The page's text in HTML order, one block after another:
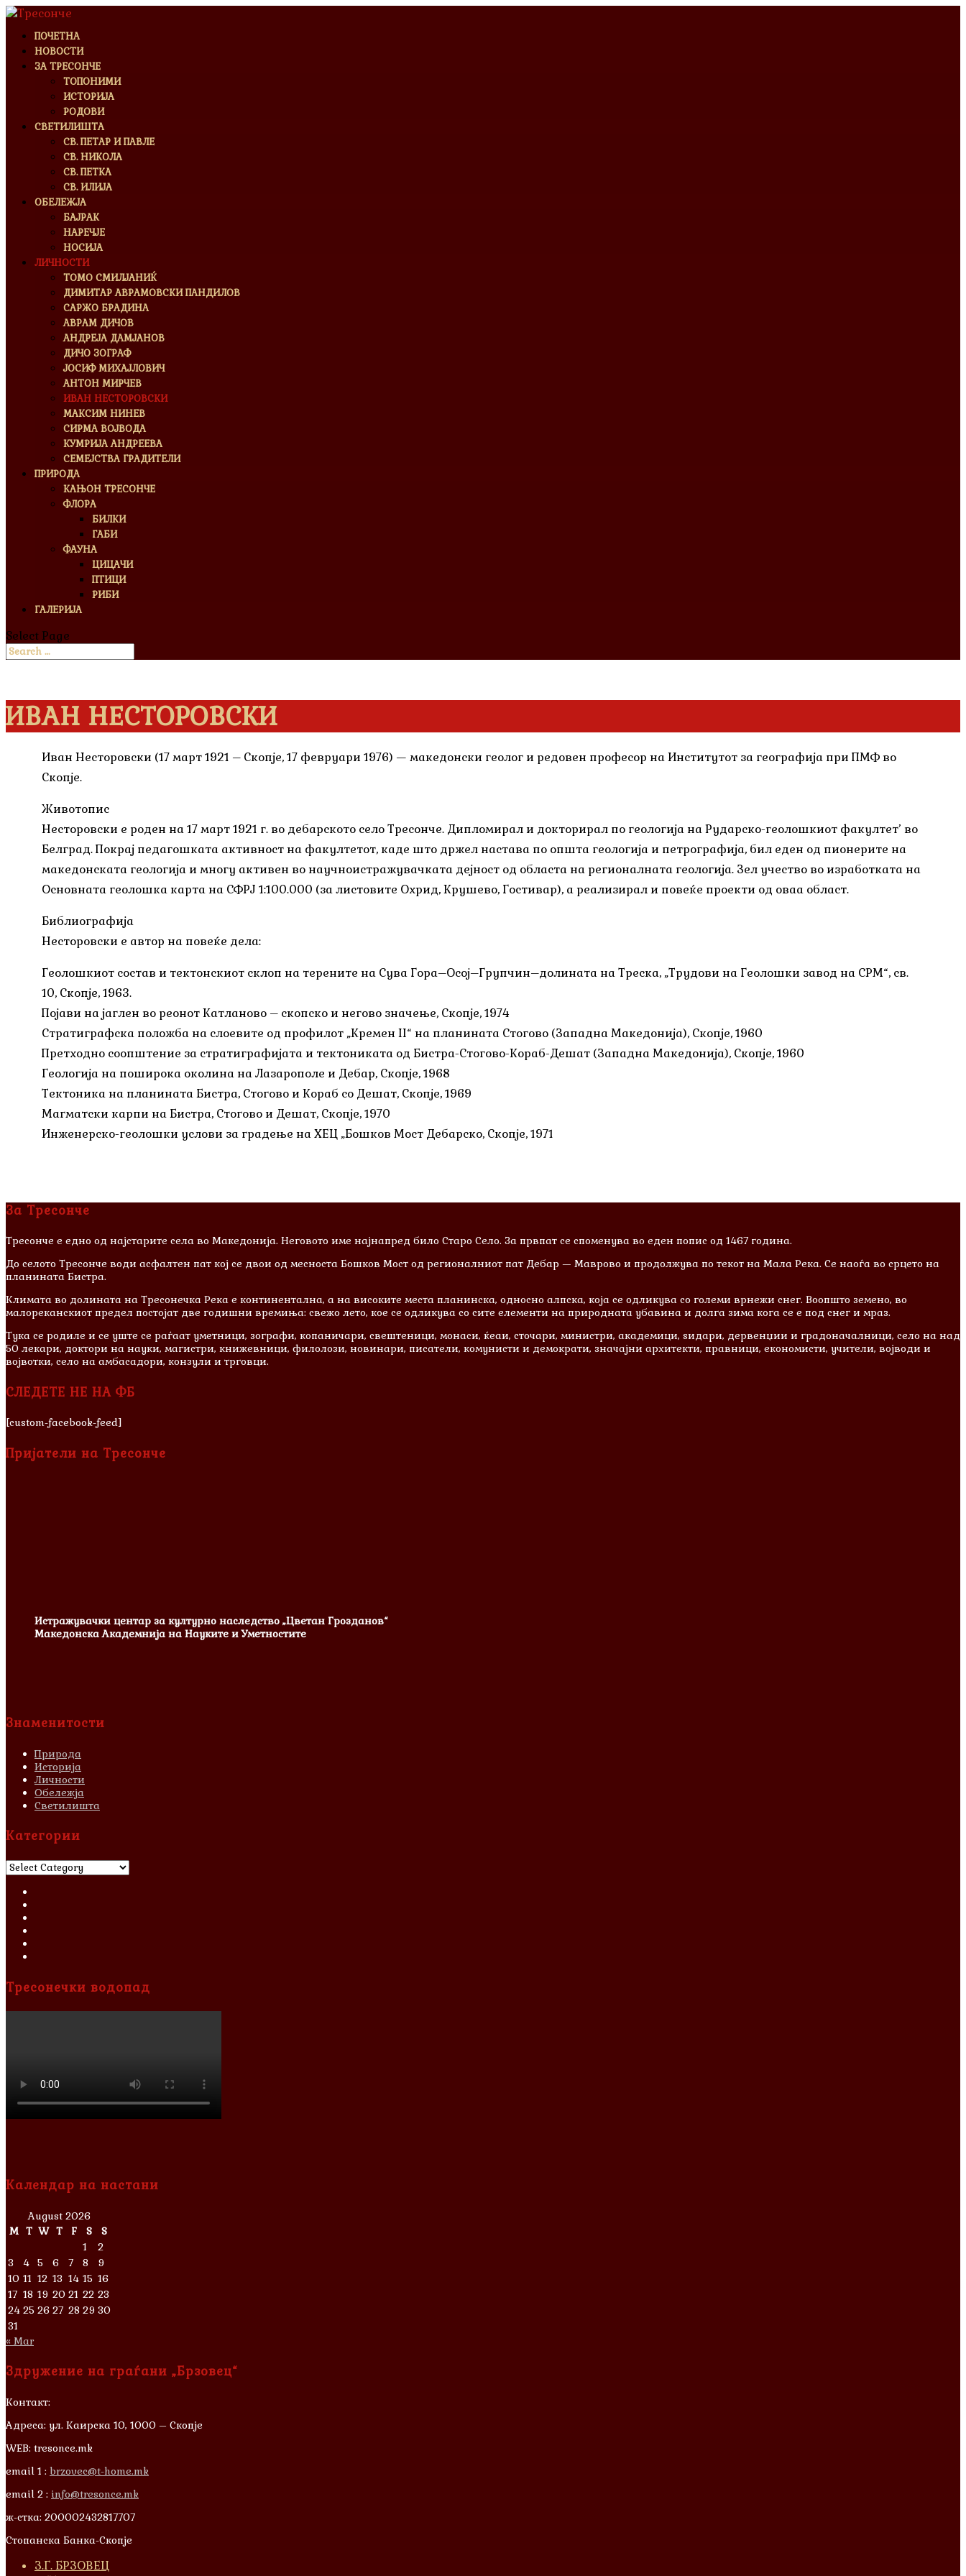
ПОЧЕТНА
НОВОСТИ
ЗА ТРЕСОНЧЕ
ТОПОНИМИ
ИСТОРИЈА
РОДОВИ
СВЕТИЛИШТА
СВ. ПЕТАР И ПАВЛЕ
СВ. НИКОЛА
СВ. ПЕТКА
СВ. ИЛИЈА
ОБЕЛЕЖЈА
БАЈРАК
НАРЕЧЈЕ
НОСИЈА
ЛИЧНОСТИ
ТОМО СМИЛЈАНИЌ
ДИМИТАР АВРАМОВСКИ ПАНДИЛОВ
САРЖО БРАДИНА
АВРАМ ДИЧОВ
АНДРЕЈА ДАМЈАНОВ
ДИЧО ЗОГРАФ
ЈОСИФ МИХАЈЛОВИЧ
АНТОН МИРЧЕВ
ИВАН НЕСТОРОВСКИ
МАКСИМ НИНЕВ
СИРМА ВОЈВОДА
КУМРИЈА АНДРЕЕВА
СЕМЕЈСТВА ГРАДИТЕЛИ
ПРИРОДА
КАЊОН ТРЕСОНЧЕ
ФЛОРА
БИЛКИ
ГАБИ
ФАУНА
ЦИЦАЧИ
ПТИЦИ
РИБИ
ГАЛЕРИЈА
Select Page
ИВАН НЕСТОРОВСКИ
Иван Несторовски (17 март 1921 – Скопје, 17 февруари 1976) — македонски геолог и редовен професор на Институтот за географија при ПМФ во
Скопје.
Животопис
Несторовски е роден на 17 март 1921 г. во дебарското село Тресонче. Дипломирал и докторирал по геологија на Рударско-геолошкиот факултет’ во
Белград. Покрај педагошката активност на факултетот, каде што држел настава по општа геологија и петрографија, бил еден од пионерите на
македонската геологија и многу активен во научноистражувачката дејност од областа на регионалната геологија. Зел учество во изработката на
Основната геолошка карта на СФРЈ 1:100.000 (за листовите Охрид, Крушево, Гостивар), а реализирал и повеќе проекти од оваа област.
Библиографија
Несторовски е автор на повеќе дела:
Геолошкиот состав и тектонскиот склоп на терените на Сува Гора–Осој–Групчин–долината на Треска, „Трудови на Геолошки завод на СРМ“, св.
10, Скопје, 1963.
Појави на јаглен во реонот Катланово – скопско и негово значење, Скопје, 1974
Стратиграфска положба на слоевите од профилот „Кремен II“ на планината Стогово (Западна Македонија), Скопје, 1960
Претходно соопштение за стратиграфијата и тектониката од Бистра-Стогово-Кораб-Дешат (Западна Македонија), Скопје, 1960
Геологија на поширока околина на Лазарополе и Дебар, Скопје, 1968
Тектоника на планината Бистра, Стогово и Кораб со Дешат, Скопје, 1969
Магматски карпи на Бистра, Стогово и Дешат, Скопје, 1970
Инженерско-геолошки услови за градење на ХЕЦ „Бошков Мост Дебарско, Скопје, 1971
За Тресонче
Тресонче е едно од најстарите села во Македонија. Неговото име најнапред било Старо Село. За првпат се споменува во еден попис од 1467 година.
До селото Тресонче води асфалтен пат кој се двои од месноста Бошков Мост од регионалниот пат Дебар — Маврово и продолжува по текот на Мала Река. Се наоѓа во срцето на
планината Бистра.
Климата во долината на Тресонечка Река е континентална, а на високите места планинска, односно алпска, која се одликува со големи врнежи снег. Воопшто земено, во
малореканскиот предел постојат две годишни времиња: свежо лето, кое се одликува со сите елементи на природната убавина и долга зима кога се е под снег и мраз.
Тука се родиле и сe уште се раѓаат уметници, зографи, копаничари, свештеници, монаси, ќеаи, сточари, министри, академици, ѕидари, дервенџии и градоначалници, село на над
50 лекари, доктори на науки, магистри, книжевници, филолози, новинари, писатели, комунисти и демократи, значајни архитекти, правници, економисти, учители, војводи и
војвотки, село на амбасадори, конзули и трговци.
СЛЕДЕТЕ НЕ НА ФБ
[custom-facebook-feed]
Пријатели на Тресонче
Истражувачки центар за културно наследство „Цветан Грозданов“
Македонска Академнија на Науките и Уметностите
Знаменитости
Природа
Историја
Личности
Обележја
Светилишта
Категории
Категории
Тресонечки водопад
Календар на настани
August 2026
M T W T F S
S
1
2
3
4 5 6 7 8
9
10 11 12 13 14 15 16
17 18 19 20 21 22 23
24 25 26 27 28 29 30
31
« Mar
Здружение на граѓани „Брзовец“
Контакт:
Адреса: ул. Каирска 10, 1000 – Скопје
WEB: tresonce.mk
email 1 : brzovec@t-home.mk
email 2 : info@tresonce.mk
ж-стка: 200002432817707
Стопанска Банка-Скопје
З.Г. БРЗОВЕЦ